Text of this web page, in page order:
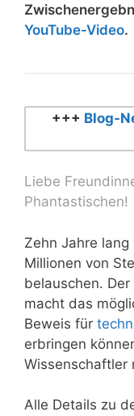
YouTube-Video.
+++ Blog-
Liebe
Phantastischen!
Zehn Jahre
Millionen von
belauschen.
macht das
Beweis für
erbringen
Wissenschaftler
Alle Details zu